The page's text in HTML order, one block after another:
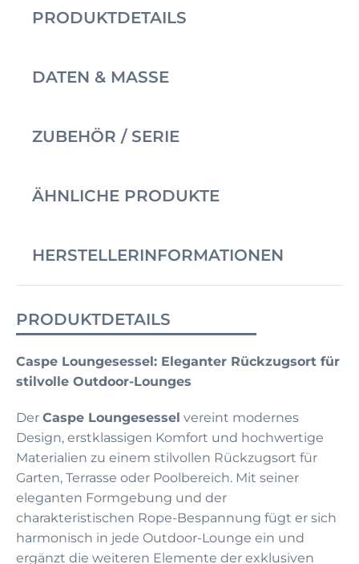
PRODUKTDETAILS
DATEN & MASSE
ZUBEHÖR / SERIE
ÄHNLICHE PRODUKTE
HERSTELLERINFORMATIONEN
PRODUKTDETAILS
Caspe Loungesessel: Eleganter Rückzugsort für
stilvolle Outdoor-Lounges
Der Caspe Loungesessel vereint modernes
Design, erstklassigen Komfort und hochwertige
Materialien zu einem stilvollen Rückzugsort für
Garten, Terrasse oder Poolbereich. Mit seiner
eleganten Formgebung und der
charakteristischen Rope-Bespannung fügt er sich
harmonisch in jede Outdoor-Lounge ein und
ergänzt die weiteren Elemente der exklusiven